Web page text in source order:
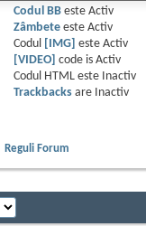
Codul BBeste Activ
Zâmbeteeste Activ
Codul
[IMG] este Activ
[VIDEO]
code is Activ
Codul HTML este
Inactiv
Trackbacksare
Inactiv
Reguli Forum